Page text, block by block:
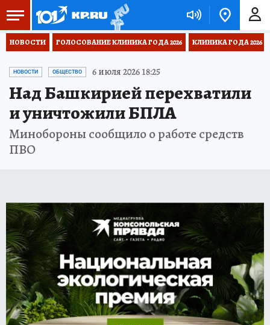
НОВОСТИ ГОЛОСОВАНИЕ КЛИНИКА ГОДА 2026 КЛИНИКА ГОДА 2026
НОВОСТИ ОБЩЕСТВО 6 июля 2026 18:25
Над Башкирией перехватили
и уничтожили БПЛА
Минобороны сообщило о работе средств
ПВО